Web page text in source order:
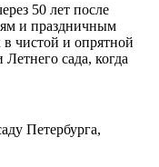
50 лет после
и праздничным
в чистой и опрятной
сада, когда
Петербурга,